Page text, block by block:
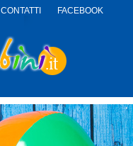
CONTATTI
FACEBOOK